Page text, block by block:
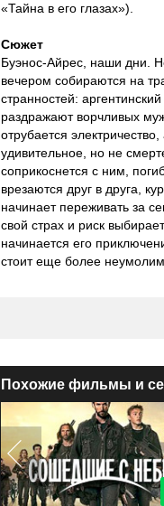
«Тайна в его глазах»).
Сюжет
Буэнос-Айрес, наши дни.
вечером собираются на
странностей:
раздражают ворчливых
отрубается
удивительное, но не
соприкоснется с ним,
врезаются друг в друга,
начинает переживать за
свой страх и риск
начинается его
стоит еще более
Похожие фильмы и